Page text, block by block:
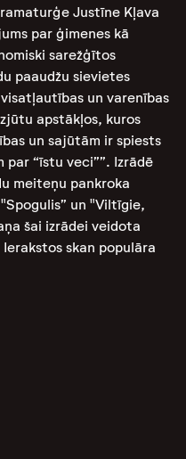
Justīne Kļava
par ģimenes kā
sarežģītos
paaudžu sievietes
un varenības
apstākļos, kuros
un sajūtām ir spiests
“īstu veci””. Izrādē
meiteņu pankroka
un "Viltīgie,
šai izrādei veidota
skan populāra